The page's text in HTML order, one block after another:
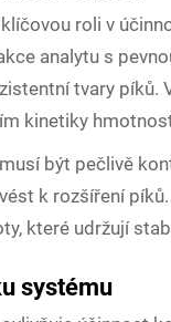
roli v
analytu s
tvary
kinetiky
být pečlivě
k rozšíření
které udržují
systému